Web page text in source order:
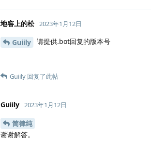
地窖上的松 2023年1月12日
Guiily 请提供.bot回复的版本号
Guiily 回复了此帖
Guiily 2023年1月12日
简律纯
谢谢解答。